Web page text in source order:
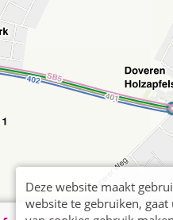
Deze website maakt
website te gebruiken,